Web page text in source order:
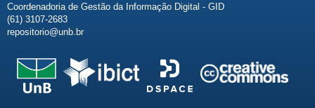
Coordenadoria de Gestão da Informação Digital - GID
(61) 3107-2683
repositorio@unb.br